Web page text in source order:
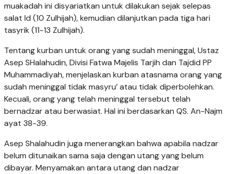
muakadah ini disyariatkan untuk dilakukan sejak selepas
salat Id (10 Zulhijah), kemudian dilanjutkan pada tiga hari
tasyrik (11-13 Zulhijah).
Tentang kurban untuk orang yang sudah meninggal, Ustaz
Asep SHalahudin, Divisi Fatwa Majelis Tarjih dan Tajdid PP
Muhammadiyah, menjelaskan kurban atasnama orang yang
sudah meninggal tidak masyru’ atau tidak diperbolehkan.
Kecuali, orang yang telah meninggal tersebut telah
bernadzar atau berwasiat. Hal ini berdasarkan QS. An-Najm
ayat 38-39.
Asep Shalahudin juga menerangkan bahwa apabila nadzar
belum ditunaikan sama saja dengan utang yang belum
dibayar. Menyamakan antara utang dan nadzar